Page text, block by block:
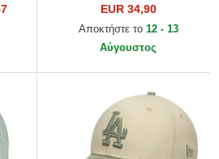
PAPA Μπαμπά Στρουμφ Οι
Στρουμφ από Capslab
EUR 34,90
Αποκτήστε το 12 - 13
Αύγουστος